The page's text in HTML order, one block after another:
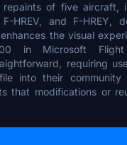
repaints of five aircraft,
F-HREV, and F-HREY,
the visual
in Microsoft Flight
requiring
into their community
that modifications or